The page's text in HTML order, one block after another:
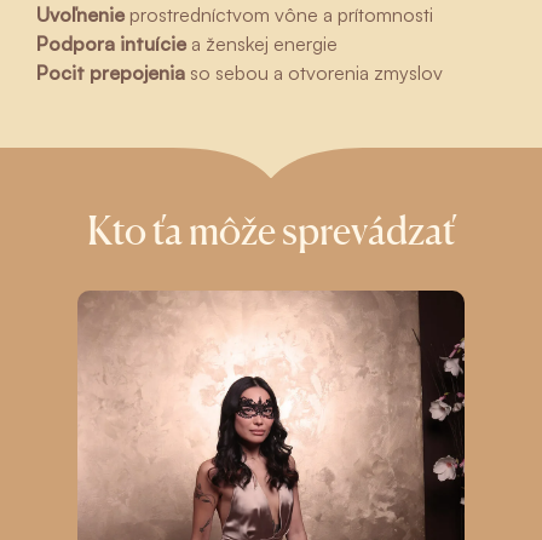
Uvoľnenie prostredníctvom vône a prítomnosti
Podpora intuície a ženskej energie
Pocit prepojenia so sebou a otvorenia zmyslov
Kto ťa môže sprevádzať